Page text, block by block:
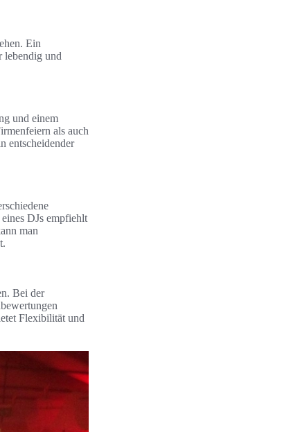
Ein
lebendig und
und einem
als auch
entscheidender
DJs empfiehlt
man
Bei der
Flexibilität und